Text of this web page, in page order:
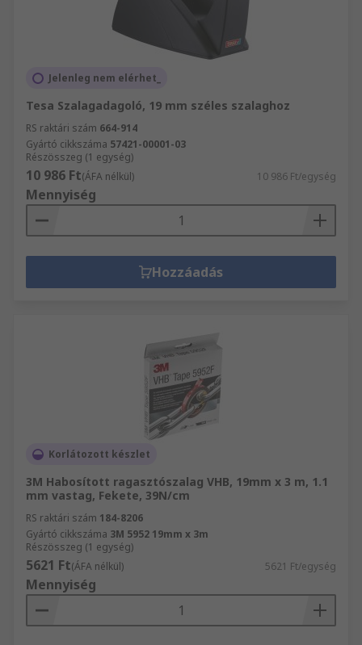
Jelenleg nem elérhet_
Tesa Szalagadagoló, 19 mm széles szalaghoz
RS raktári szám 664-914
Gyártó cikkszáma 57421-00001-03
Részösszeg (1 egység)
10 986 Ft(ÁFA nélkül) 10 986 Ft/egység
Mennyiség
Hozzáadás
Korlátozott készlet
3M Habosított ragasztószalag VHB, 19mm x 3 m, 1.1
mm vastag, Fekete, 39N/cm
RS raktári szám 184-8206
Gyártó cikkszáma 3M 5952 19mm x 3m
Részösszeg (1 egység)
5621 Ft(ÁFA nélkül) 5621 Ft/egység
Mennyiség